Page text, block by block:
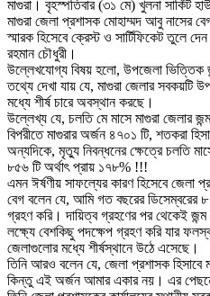
মাগুরা। বৃহস্পতিবার (৩১ মে) খুলনা সার্কিট
মাগুরা জেলা প্রশাসক মোহাম্মদ আবু নাসের
স্মারক হিসেবে ক্রেস্ট ও সার্টিফিকেট তুলে
রহমান চৌধুরী।
উল্লেখযোগ্য বিষয় হলো, উপজেলা ভিত্তিক
তথ্যে দেখা যায় যে, মাগুরা জেলার সবকয়টি
মধ্যে শীর্ষ চারে অবস্থান করছে।
উল্লেখ্য যে, চলতি মে মাসে মাগুরা জেলার
বিপরীতে মাগুরার অর্জন ৪৭০১ টি, শতকরা
অন্যদিকে, মৃত্যু নিবন্ধনের ক্ষেত্রে চলতি
৮৫৬ টি অর্থাৎ প্রায় ১৭৮% !!!
এমন ঈর্ষণীয় সাফল্যের কারণ হিসেবে জেলা
বেগ বলেন যে, আমি গত বছরের ডিসেম্বরের ৮
গ্রহণ করি। দায়িত্ব গ্রহণের পর থেকেই জন্ম
লক্ষ্যে বেশকিছু পদক্ষেপ গ্রহণ করি যার
জেলাগুলোর মধ্যে শীর্ষস্থানে উঠে এসেছে।
তিনি আরও বলেন যে, জেলা প্রশাসক
কিন্তু এই অর্জন আমার একার নয়। এর